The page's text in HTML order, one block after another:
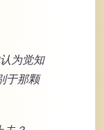
为觉知
于那颗